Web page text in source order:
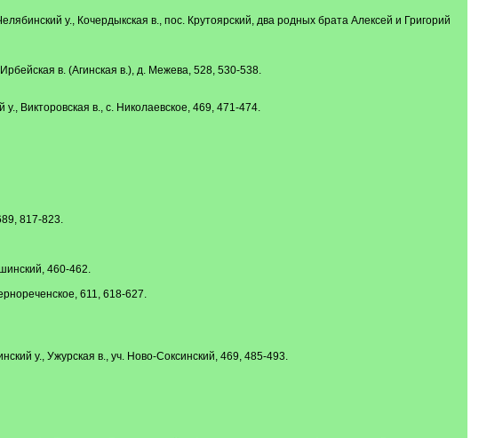
у., Кочердыкская в., пос. Крутоярский, два родных брата Алексей и Григорий
в. (Агинская в.), д. Межева, 528, 530-538.
Викторовская в., с. Николаевское, 469, 471-474.
817-823.
460-462.
611, 618-627.
у., Ужурская в., уч. Ново-Соксинский, 469, 485-493.